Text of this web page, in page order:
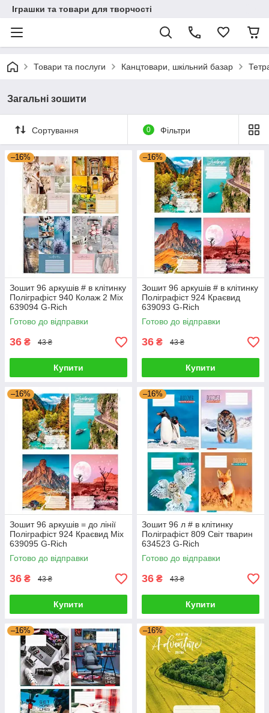
Іграшки та товари для творчості
Товари та послуги Канцтовари, шкільний базар
Загальні зошити
Сортування 0 Фільтри
–16%
Зошит 96 аркушів # в клітинку
Поліграфіст 940 Колаж 2 Mix
639094 G-Rich
Готово до відправки
36 ₴ 43 ₴
Купити
–16%
Зошит 96 аркушів # в клітинку
Поліграфіст 924 Краєвид
639093 G-Rich
Готово до відправки
36 ₴ 43 ₴
Купити
–16%
Зошит 96 аркушів = до лінії
Поліграфіст 924 Краєвид Mix
639095 G-Rich
Готово до відправки
36 ₴ 43 ₴
Купити
–16%
Зошит 96 л # в клітинку
Поліграфіст 809 Світ тварин
634523 G-Rich
Готово до відправки
36 ₴ 43 ₴
Купити
–16% –16%